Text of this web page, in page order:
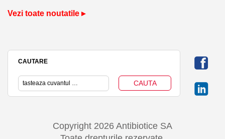
Vezi toate noutatile ▸
CAUTARE
Copyright 2026 Antibiotice SA